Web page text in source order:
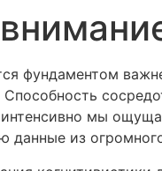
фундаментом
мы
данные из